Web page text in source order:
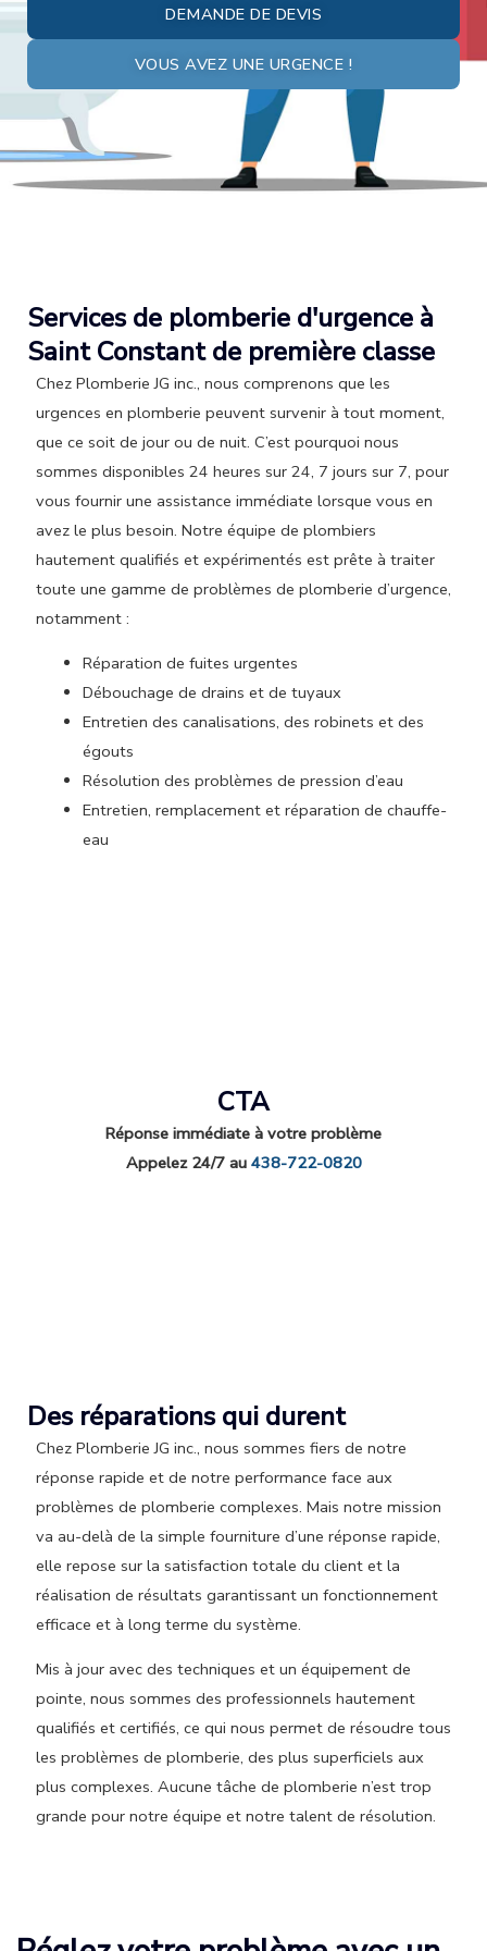
DEMANDE DE DEVIS
VOUS AVEZ UNE URGENCE !
Services de plomberie d'urgence à
Saint Constant de première classe
Chez Plomberie JG inc., nous comprenons que les
urgences en plomberie peuvent survenir à tout moment,
que ce soit de jour ou de nuit. C’est pourquoi nous
sommes disponibles 24 heures sur 24, 7 jours sur 7, pour
vous fournir une assistance immédiate lorsque vous en
avez le plus besoin. Notre équipe de plombiers
hautement qualifiés et expérimentés est prête à traiter
toute une gamme de problèmes de plomberie d’urgence,
notamment :
Réparation de fuites urgentes
Débouchage de drains et de tuyaux
Entretien des canalisations, des robinets et des
égouts
Résolution des problèmes de pression d’eau
Entretien, remplacement et réparation de chauffe-
eau
CTA
Réponse immédiate à votre problème
Appelez 24/7 au 438-722-0820
Des réparations qui durent
Chez Plomberie JG inc., nous sommes fiers de notre
réponse rapide et de notre performance face aux
problèmes de plomberie complexes. Mais notre mission
va au-delà de la simple fourniture d’une réponse rapide,
elle repose sur la satisfaction totale du client et la
réalisation de résultats garantissant un fonctionnement
efficace et à long terme du système.
Mis à jour avec des techniques et un équipement de
pointe, nous sommes des professionnels hautement
qualifiés et certifiés, ce qui nous permet de résoudre tous
les problèmes de plomberie, des plus superficiels aux
plus complexes. Aucune tâche de plomberie n’est trop
grande pour notre équipe et notre talent de résolution.